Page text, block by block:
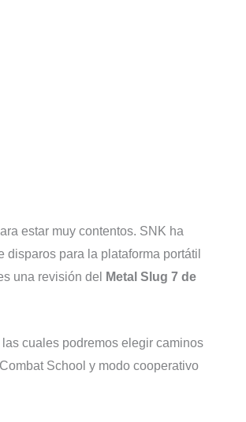
estar muy contentos. SNK ha
para la plataforma portátil
una revisión del
Metal Slug 7 de
cuales podremos elegir caminos
School y modo cooperativo